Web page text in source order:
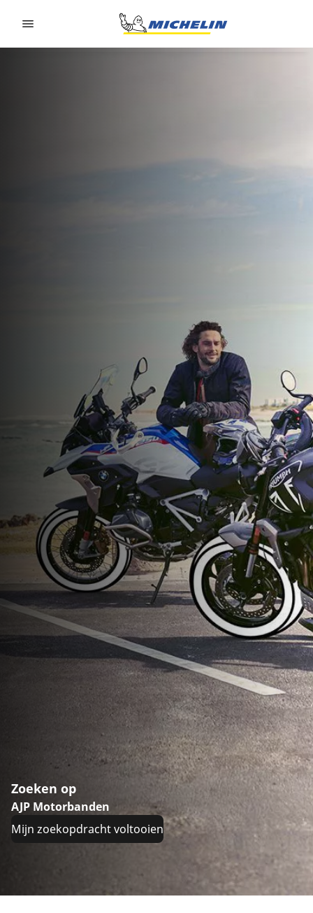
Zoeken op
AJP Motorbanden
Mijn zoekopdracht voltooien